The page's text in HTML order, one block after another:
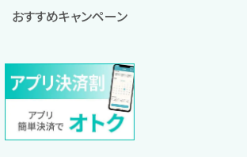
おすすめキャンペーン